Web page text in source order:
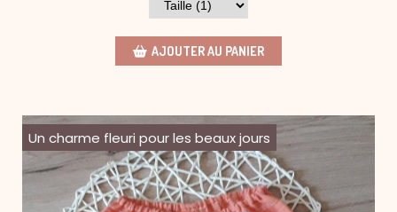
AJOUTER AU PANIER
Un charme fleuri pour les beaux jours